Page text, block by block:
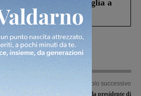
che aveva ucciso la figlia a
per
Articolo successivo
Pagamenti elettronici, la presidente di